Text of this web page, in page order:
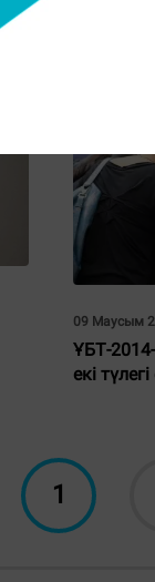
09 Маусым
ҰБТ-
екі
1